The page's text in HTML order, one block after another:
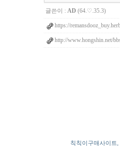
글쓴이 : AD (64.♡.35.3)
https://
http://www.hongshin.net/
칙칙이구매사이트